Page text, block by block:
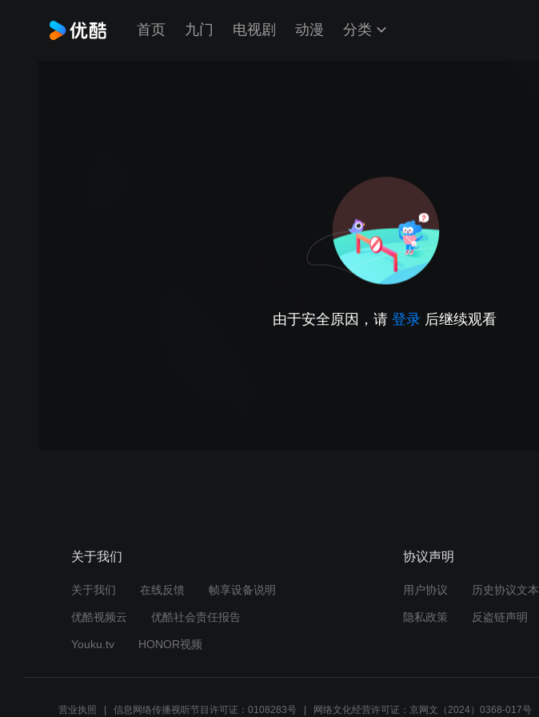
首页 九门 电视剧 动漫 分类
由于安全原因，请 登录 后继续观看
关于我们
关于我们 在线反馈 帧享设备说明
优酷视频云 优酷社会责任报告
Youku.tv HONOR视频
协议声明
用户协议 历史协议文本
隐私政策 反盗链声明
营业执照 信息网络传播视听节目许可证：0108283号 网络文化经营许可证：京网文（2024）0368-017号